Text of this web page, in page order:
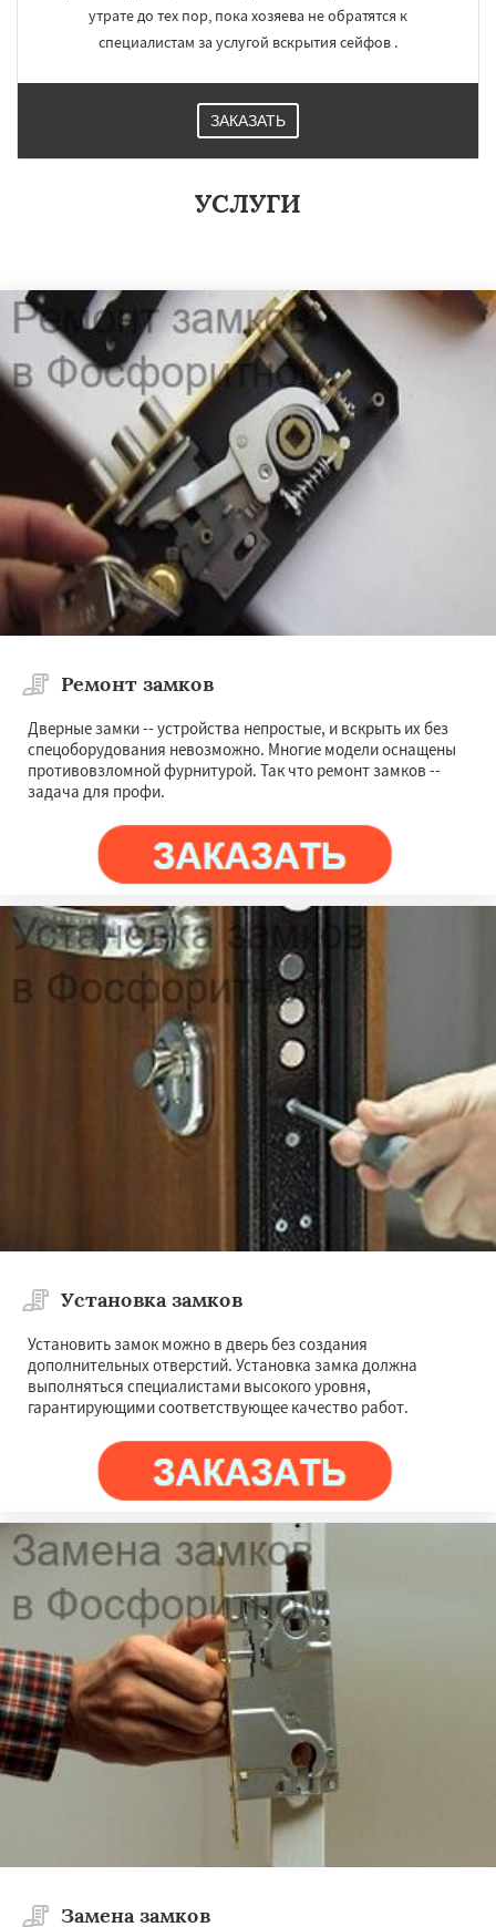
утрате до тех пор, пока хозяева не обратятся к
специалистам за услугой вскрытия сейфов .
ЗАКАЗАТЬ
УСЛУГИ
Ремонт замков
Дверные замки -- устройства непростые, и вскрыть их без
спецоборудования невозможно. Многие модели оснащены
противовзломной фурнитурой. Так что ремонт замков --
задача для профи.
Установка замков
Установить замок можно в дверь без создания
дополнительных отверстий. Установка замка должна
выполняться специалистами высокого уровня,
гарантирующими соответствующее качество работ.
Замена замков